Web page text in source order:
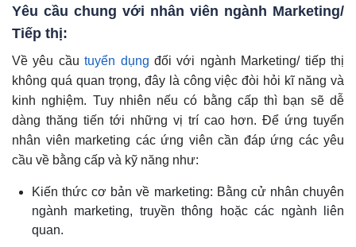
Yêu cầu chung với nhân viên ngành Marketing/
Tiếp thị:
Về yêu cầu tuyển dụng đối với ngành Marketing/ tiếp thị
không quá quan trọng, đây là công việc đòi hỏi kĩ năng và
kinh nghiệm. Tuy nhiên nếu có bằng cấp thì bạn sẽ dễ
dàng thăng tiến tới những vị trí cao hơn. Để ứng tuyển
nhân viên marketing các ứng viên cần đáp ứng các yêu
cầu về bằng cấp và kỹ năng như:
Kiến thức cơ bản về marketing: Bằng cử nhân chuyên
ngành marketing, truyền thông hoặc các ngành liên
quan.